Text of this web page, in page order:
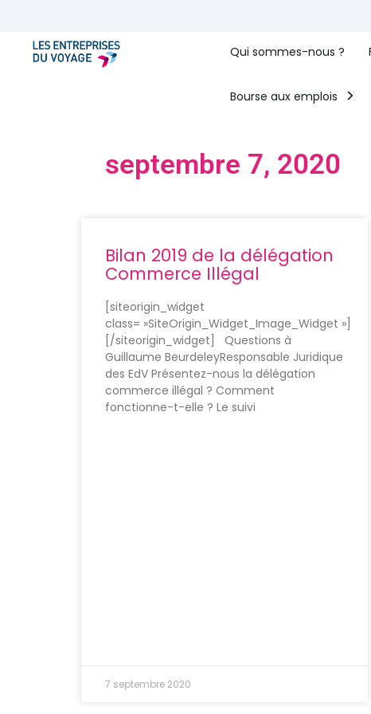
Qui sommes-nous ?
Bourse aux emplois
septembre 7, 2020
Bilan 2019 de la délégation
Commerce Illégal
[siteorigin_widget
class= »SiteOrigin_Widget_Image_Widget »]
[/siteorigin_widget] Questions à
Guillaume BeurdeleyResponsable Juridique
des EdV Présentez-nous la délégation
commerce illégal ? Comment
fonctionne-t-elle ? Le suivi
7 septembre 2020